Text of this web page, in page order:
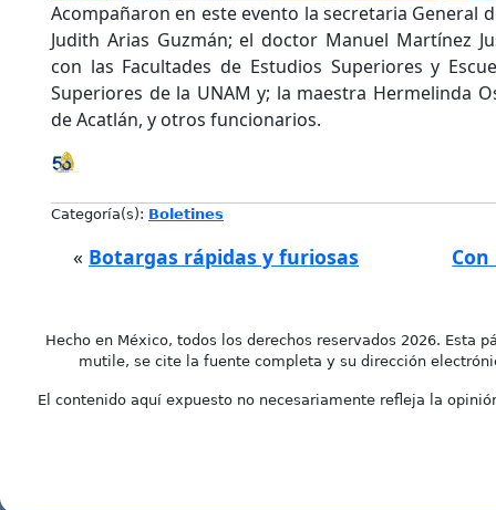
Acompañaron en este evento la secretaria General
Judith Arias Guzmán; el doctor Manuel Martínez
con las Facultades de Estudios Superiores y
Superiores de la UNAM y; la maestra Hermelinda
de Acatlán, y otros funcionarios.
Categoría(s): Boletines
« Botargas rápidas y furiosas
Hecho en México, todos los derechos reservados 2026. Esta
mutile, se cite la fuente completa y su dirección
El contenido aquí expuesto no necesariamente refleja la